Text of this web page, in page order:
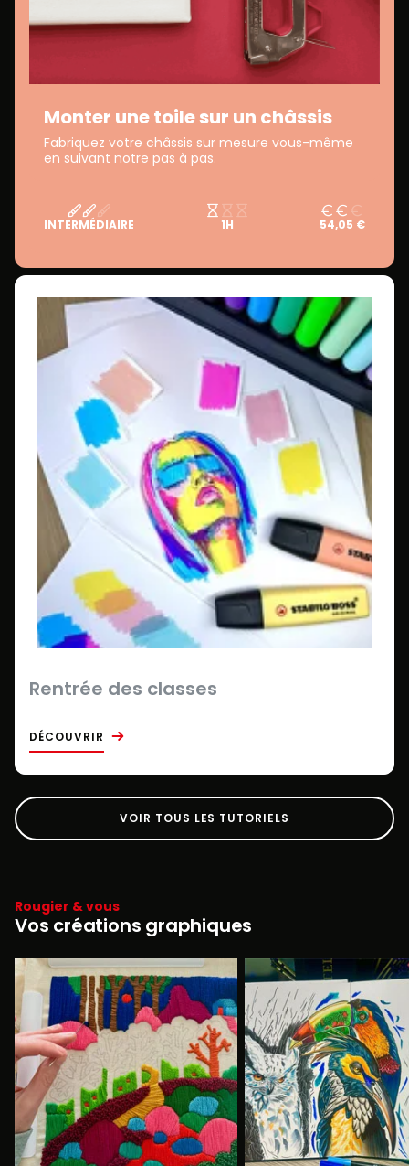
Monter une toile sur un châssis
Fabriquez votre châssis sur mesure vous-même
en suivant notre pas à pas.
INTERMÉDIAIRE 1H 54,05 €
Rentrée des classes
DÉCOUVRIR
VOIR TOUS LES TUTORIELS
Rougier & vous
Vos créations graphiques